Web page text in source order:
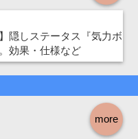
隠しステータス『気力ボ
効果・仕様など
more